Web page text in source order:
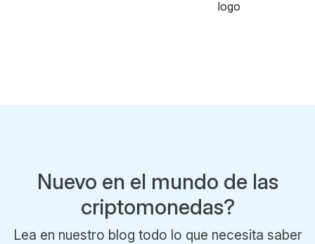
Nuevo en el mundo de las
criptomonedas?
Lea en nuestro blog todo lo que necesita saber